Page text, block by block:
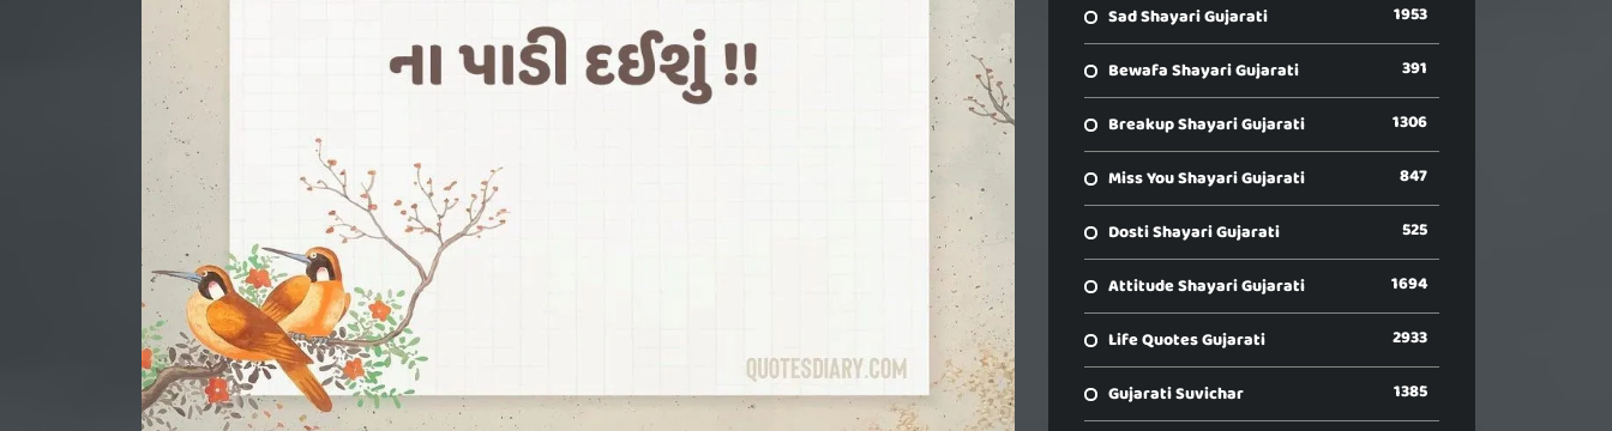
Sad Shayari Gujarati 1953
Bewafa Shayari Gujarati 391
Breakup Shayari Gujarati 1306
Miss You Shayari Gujarati 847
Dosti Shayari Gujarati 525
Attitude Shayari Gujarati 1694
Life Quotes Gujarati 2933
Gujarati Suvichar 1385